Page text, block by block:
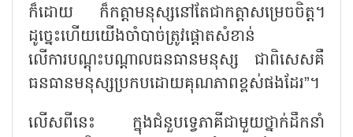
ក៏ដោយ ក៏កត្តាមនុស្សនៅតែជាកត្តាសម្រេចចិត្ត។
ដូច្នេះហើយយើងចាំបាច់ត្រូវផ្តោតសំខាន់
លើការបណ្តុះបណ្តាលធនធានមនុស្ស ជាពិសេសគឺ
ធនធានមនុស្សប្រកបដោយគុណភាពខ្ពស់ផងដែរ”។
លើសពីនេះ ក្នុងជំនួបទ្វេភាគីជាមួយថ្នាក់ដឹកនាំ